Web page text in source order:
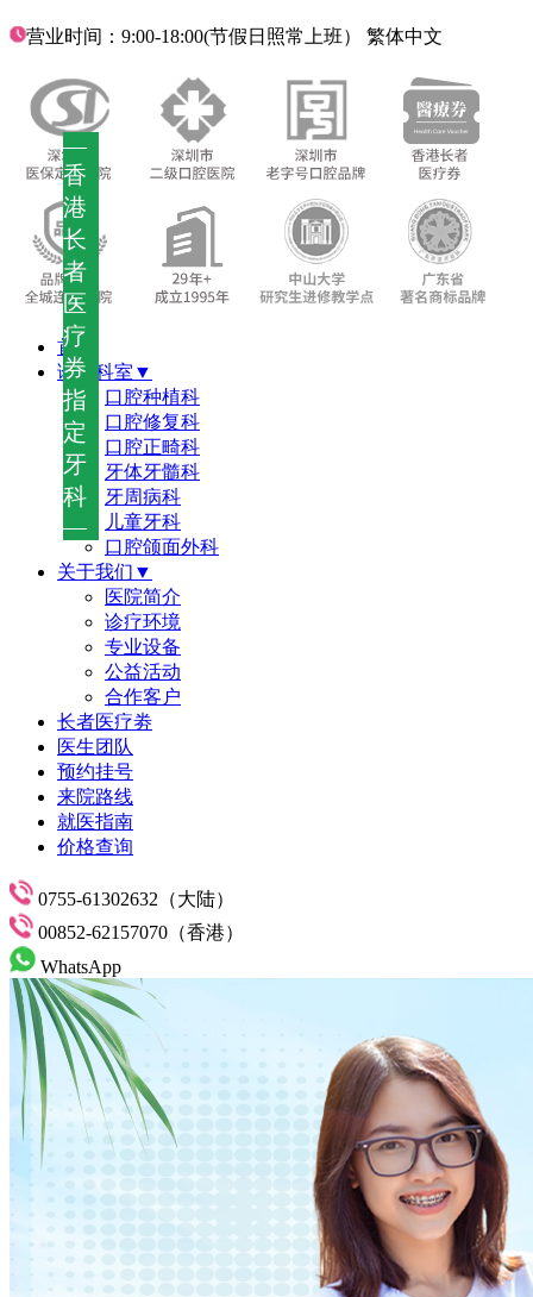
—
香
港
长
者
医
疗
券
指
定
牙
科
—
营业时间：9:00-18:00(节假日照常上班） 繁体中文
首页
诊疗科室▼
口腔种植科
口腔修复科
口腔正畸科
牙体牙髓科
牙周病科
儿童牙科
口腔颌面外科
关于我们▼
医院简介
诊疗环境
专业设备
公益活动
合作客户
长者医疗劵
医生团队
预约挂号
来院路线
就医指南
价格查询
0755-61302632（大陆）
00852-62157070（香港）
WhatsApp